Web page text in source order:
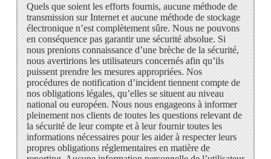
Quels que soient les efforts fournis, aucune méthode de
transmission sur Internet et aucune méthode de stockage
électronique n’est complètement sûre. Nous ne pouvons
en conséquence pas garantir une sécurité absolue. Si
nous prenions connaissance d’une brèche de la sécurité,
nous avertirions les utilisateurs concernés afin qu’ils
puissent prendre les mesures appropriées. Nos
procédures de notification d’incident tiennent compte de
nos obligations légales, qu’elles se situent au niveau
national ou européen. Nous nous engageons à informer
pleinement nos clients de toutes les questions relevant de
la sécurité de leur compte et à leur fournir toutes les
informations nécessaires pour les aider à respecter leurs
propres obligations réglementaires en matière de